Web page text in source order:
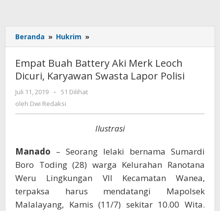
Beranda » Hukrim »
Buah
Aki
Merk
Lapor
Empat Buah Battery Aki Merk Leoch
Dicuri, Karyawan Swasta Lapor Polisi
Juli 11, 2019
oleh
Dwi
-
51 Dilihat
oleh Dwi Redaksi
Ilustrasi
Manado – Seorang lelaki bernama Sumardi
Boro Toding (28) warga Kelurahan Ranotana
Weru Lingkungan VII Kecamatan Wanea,
terpaksa harus mendatangi Mapolsek
Malalayang, Kamis (11/7) sekitar 10.00 Wita.